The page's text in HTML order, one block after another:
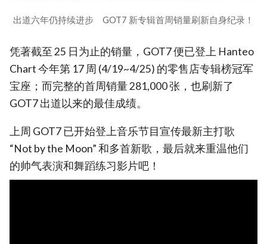
出道六年仍持续进步 GOT7 新专辑首周销量刷新自身纪录！
凭著截至 25 日为止的销量，GOT7 便已登上 Hanteo
Chart 今年第 17 周 (4/19~4/25) 的零售店专辑榜冠军
宝座；而完整的首周销量 281,000 张，也刷新了
GOT7 出道以来的最佳成绩。
上周 GOT7 已开始登上音乐节目宣传最新主打歌
“Not by the Moon” 和多首新歌，最后就来重温他们
的帅气表演和舞蹈练习影片吧！